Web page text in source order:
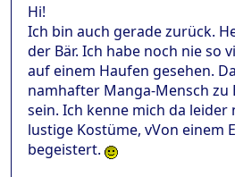
Hi!
Ich bin auch gerade zurück.
der Bär. Ich habe noch nie so
auf einem Haufen gesehen.
namhafter Manga-Mensch zu
sein. Ich kenne mich da leider
lustige Kostüme, vVon einem
begeistert.